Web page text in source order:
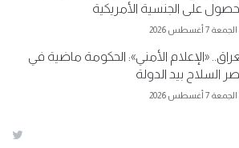
على الجنسية الأمريكية
الجمعة 7 أغسطس 2026
«الإعلام الأمني»: الحكومة ماضية في
السلاح بيد الدولة
الجمعة 7 أغسطس 2026